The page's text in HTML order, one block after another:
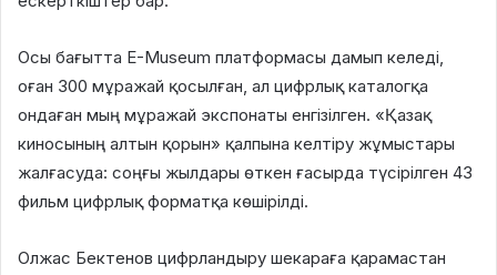
Осы бағытта E-Museum платформасы дамып келеді,
оған 300 мұражай қосылған, ал цифрлық каталогқа
ондаған мың мұражай экспонаты енгізілген. «Қазақ
киносының алтын қорын» қалпына келтіру жұмыстары
жалғасуда: соңғы жылдары өткен ғасырда түсірілген 43
фильм цифрлық форматқа көшірілді.
Олжас Бектенов цифрландыру шекараға қарамастан